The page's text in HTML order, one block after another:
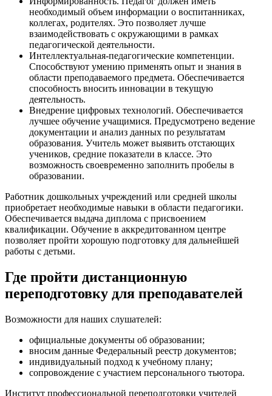
необходимый объем информации о воспитанниках,
коллегах, родителях. Это позволяет лучше
взаимодействовать с окружающими в рамках
педагогической деятельности.
Интеллектуальная-педагогические компетенции.
Способствуют умению применять опыт и знания в
области преподаваемого предмета. Обеспечивается
способность вносить инновации в текущую
деятельность.
Внедрение цифровых технологий. Обеспечивается
лучшее обучение учащимися. Предусмотрено ведение
документации и анализ данных по результатам
образования. Учитель может выявить отстающих
учеников, средние показатели в классе. Это
возможность своевременно заполнить пробелы в
образовании.
Работник дошкольных учреждений или средней школы
приобретает необходимые навыки в области педагогики.
Обеспечивается выдача диплома с присвоением
квалификации. Обучение в аккредитованном центре
позволяет пройти хорошую подготовку для дальнейшей
работы с детьми.
Где пройти дистанционную
переподготовку для преподавателей
Возможности для наших слушателей:
официальные документы об образовании;
вносим данные Федеральный реестр документов;
индивидуальный подход к учебному плану;
сопровождение с участием персонального тьютора.
Институт профессиональной переподготовки учителей